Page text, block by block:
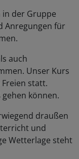
in der Gruppe
Anregungen für
auch
Unser Kurs
statt.
können.
draußen
und
Wetterlage steht